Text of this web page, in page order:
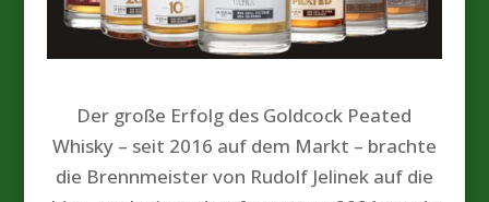
Der große Erfolg des Goldcock Peated
Whisky – seit 2016 auf dem Markt – brachte
die Brennmeister von Rudolf Jelinek auf die